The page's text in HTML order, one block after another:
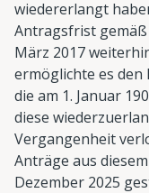
wiedererlangt
Antragsfrist gemäß
März 2017
ermöglichte es
die am 1. Januar
diese
Vergangenheit
Anträge aus
Dezember 2025